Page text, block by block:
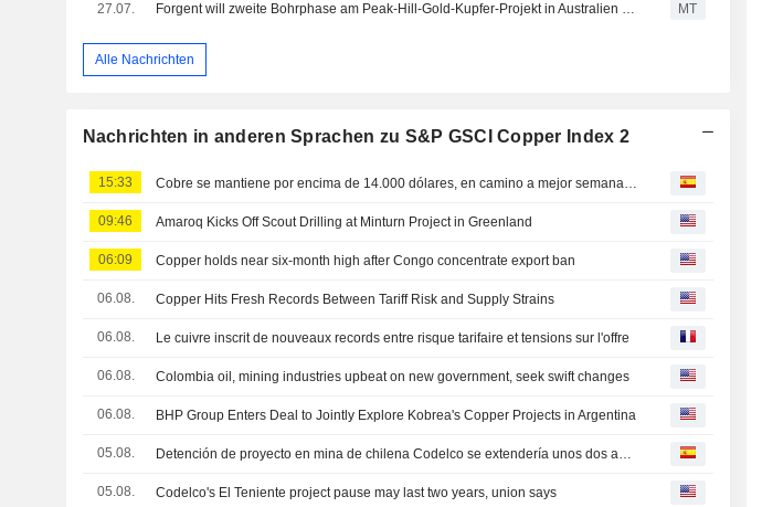
27.07. Forgent will zweite Bohrphase am Peak-Hill-Gold-Kupfer-Projekt in Australien starten MT
Alle Nachrichten
Nachrichten in anderen Sprachen zu S&P GSCI Copper Index 2
15:33 Cobre se mantiene por encima de 14.000 dólares, en camino a mejor semana desde mayo
09:46 Amaroq Kicks Off Scout Drilling at Minturn Project in Greenland
06:09 Copper holds near six-month high after Congo concentrate export ban
06.08. Copper Hits Fresh Records Between Tariff Risk and Supply Strains
06.08. Le cuivre inscrit de nouveaux records entre risque tarifaire et tensions sur l'offre
06.08. Colombia oil, mining industries upbeat on new government, seek swift changes
06.08. BHP Group Enters Deal to Jointly Explore Kobrea's Copper Projects in Argentina
05.08. Detención de proyecto en mina de chilena Codelco se extendería unos dos años: líder sindical
05.08. Codelco's El Teniente project pause may last two years, union says